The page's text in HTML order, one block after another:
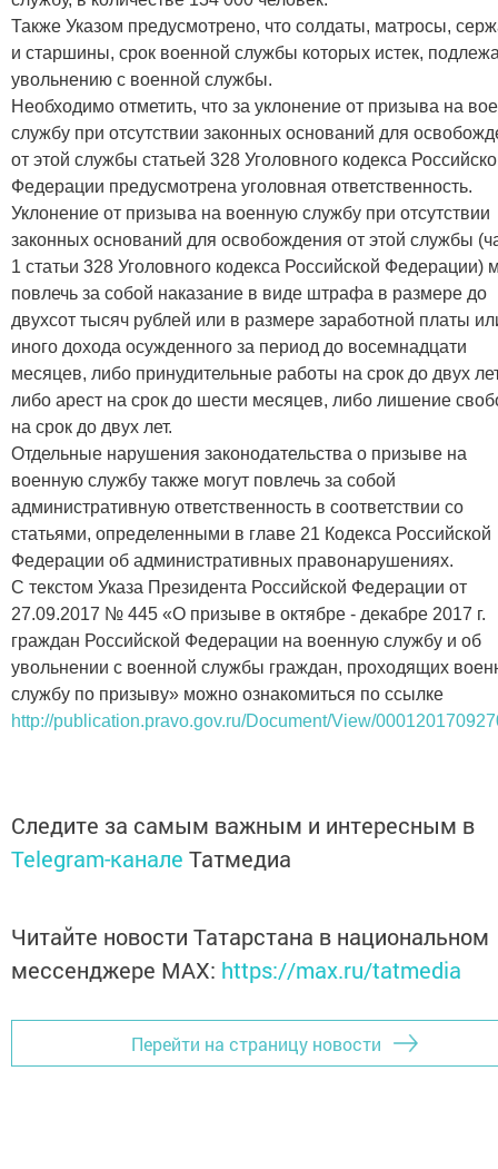
Также Указом предусмотрено, что солдаты, матросы,
и старшины, срок военной службы которых истек,
увольнению с военной службы.
Необходимо отметить, что за уклонение от призыва на
службу при отсутствии законных оснований для
от этой службы статьей 328 Уголовного кодекса
Федерации предусмотрена уголовная ответственность.
Уклонение от призыва на военную службу при отсутствии
законных оснований для освобождения от этой службы
1 статьи 328 Уголовного кодекса Российской Федерации)
повлечь за собой наказание в виде штрафа в размере до
двухсот тысяч рублей или в размере заработной платы
иного дохода осужденного за период до восемнадцати
месяцев, либо принудительные работы на срок до двух
либо арест на срок до шести месяцев, либо лишение
на срок до двух лет.
Отдельные нарушения законодательства о призыве на
военную службу также могут повлечь за собой
административную ответственность в соответствии со
статьями, определенными в главе 21 Кодекса Российской
Федерации об административных правонарушениях.
С текстом Указа Президента Российской Федерации от
27.09.2017 № 445 «О призыве в октябре - декабре 2017 г.
граждан Российской Федерации на военную службу и об
увольнении с военной службы граждан, проходящих
службу по призыву» можно ознакомиться по ссылке
http://publication.pravo.gov.ru/Document/View/
Следите за самым важным и интересным в
Telegram-канале Татмедиа
Читайте новости Татарстана в национальном
мессенджере MАХ: https://max.ru/tatmedia
Перейти на страницу новости